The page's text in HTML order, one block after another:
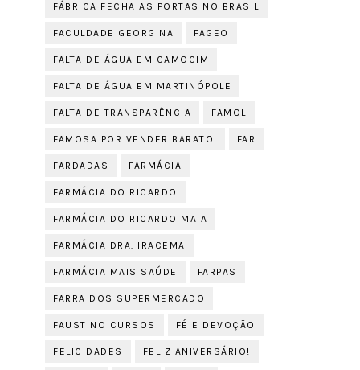
FÁBRICA FECHA AS PORTAS NO BRASIL
FACULDADE GEORGINA FAGEO
FALTA DE ÁGUA EM CAMOCIM
FALTA DE ÁGUA EM MARTINÓPOLE
FALTA DE TRANSPARÊNCIA FAMOL
FAMOSA POR VENDER BARATO. FAR
FARDADAS FARMÁCIA
FARMÁCIA DO RICARDO
FARMÁCIA DO RICARDO MAIA
FARMÁCIA DRA. IRACEMA
FARMÁCIA MAIS SAÚDE FARPAS
FARRA DOS SUPERMERCADO
FAUSTINO CURSOS FÉ E DEVOÇÃO
FELICIDADES FELIZ ANIVERSÁRIO!